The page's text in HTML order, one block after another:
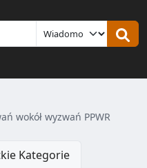
wokół wyzwań PPWR
Kategorie